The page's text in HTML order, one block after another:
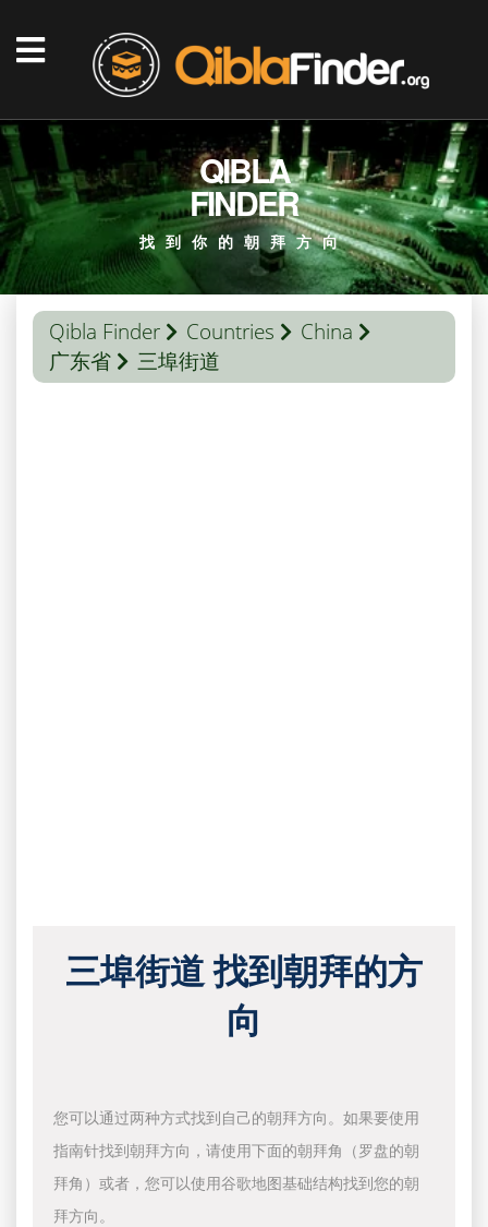
QIBLA
FINDER
找到你的朝拜方向
Qibla Finder Countries
China
广东省
三埠街道
三埠街道 找到朝拜的方
向
您可以通过两种方式找到自己的朝拜方向。如果要使用
指南针找到朝拜方向，请使用下面的朝拜角（罗盘的朝
拜角）或者，您可以使用谷歌地图基础结构找到您的朝
拜方向。